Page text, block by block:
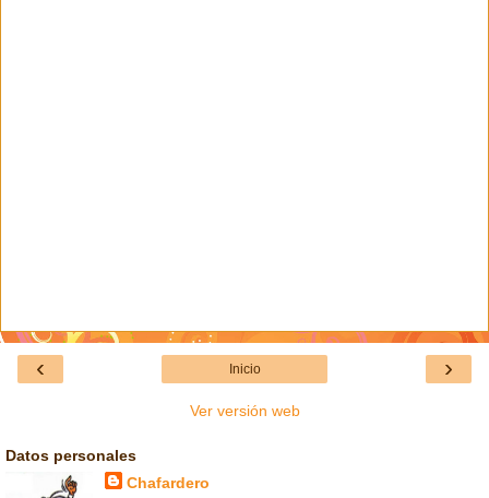
‹ ›
Inicio
Ver versión web
Datos personales
Chafardero